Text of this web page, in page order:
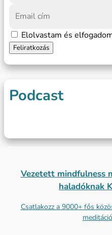
Elolvastam és
Podcast
Vezetett mindfulness
haladóknak
Csatlakozz a 9000+ fős